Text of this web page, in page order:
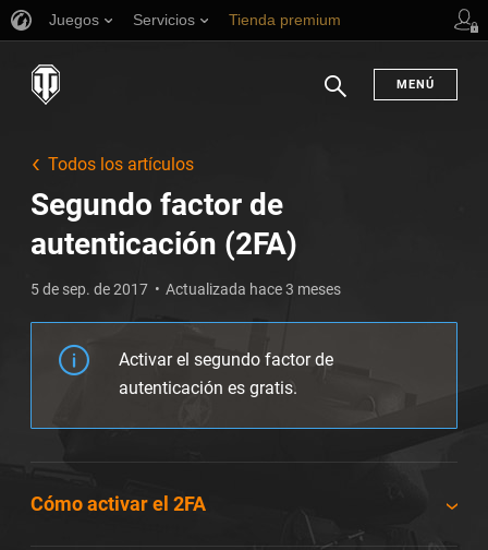
Juegos Servicios Tienda premium
MENÚ
Todos los artículos
Segundo factor de
autenticación (2FA)
5 de sep. de 2017 Actualizada hace 3 meses
Activar el segundo factor de
autenticación es gratis.
Cómo activar el 2FA